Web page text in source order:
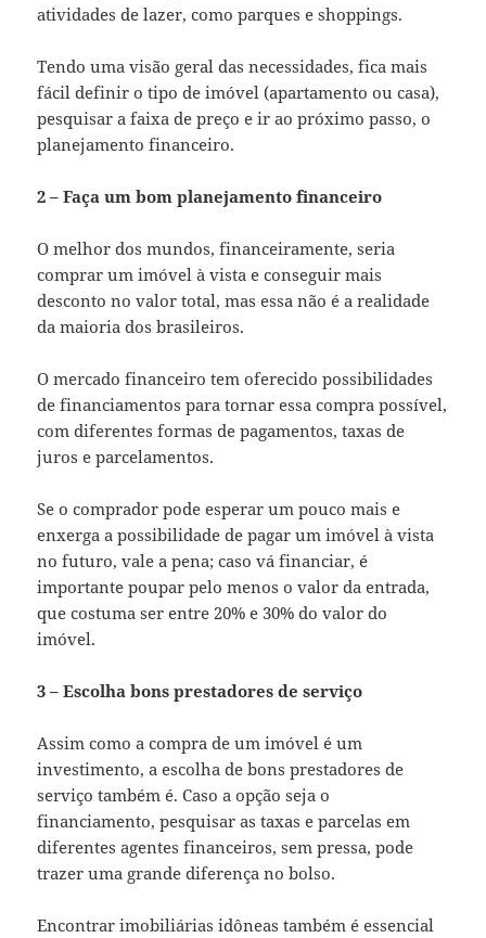
atividades de lazer, como parques e shoppings.
Tendo uma visão geral das necessidades, fica mais
fácil definir o tipo de imóvel (apartamento ou casa),
pesquisar a faixa de preço e ir ao próximo passo, o
planejamento financeiro.
2 – Faça um bom planejamento financeiro
O melhor dos mundos, financeiramente, seria
comprar um imóvel à vista e conseguir mais
desconto no valor total, mas essa não é a realidade
da maioria dos brasileiros.
O mercado financeiro tem oferecido possibilidades
de financiamentos para tornar essa compra possível,
com diferentes formas de pagamentos, taxas de
juros e parcelamentos.
Se o comprador pode esperar um pouco mais e
enxerga a possibilidade de pagar um imóvel à vista
no futuro, vale a pena; caso vá financiar, é
importante poupar pelo menos o valor da entrada,
que costuma ser entre 20% e 30% do valor do
imóvel.
3 – Escolha bons prestadores de serviço
Assim como a compra de um imóvel é um
investimento, a escolha de bons prestadores de
serviço também é. Caso a opção seja o
financiamento, pesquisar as taxas e parcelas em
diferentes agentes financeiros, sem pressa, pode
trazer uma grande diferença no bolso.
Encontrar imobiliárias idôneas também é essencial